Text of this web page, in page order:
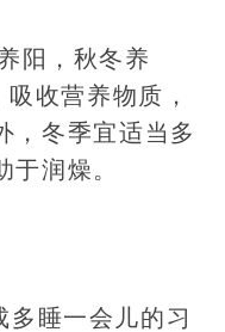
阳，秋冬养
收营养物质，
，冬季宜适当多
于润燥。
多睡一会儿的习